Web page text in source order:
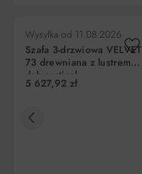
Liczba
Wysyłka od 11.08.2026
Szafa 3-drzwiowa VELVET
73 drewniana z lustrem
dąb rustical
225x160x60cm
5 627,92 zł